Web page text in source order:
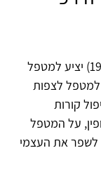
בהמשך לנאמר לעיל, יש להניח שרוג'רס (1951) יציע למטפל
לצפות
קורות
וברמן, 2018). לחלופין, על המטפל
לשפר את העצמי